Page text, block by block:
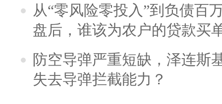
从“零风险零投入”到负债百
盘后，谁该为农户的贷款买
防空导弹严重短缺，泽连斯
失去导弹拦截能力？